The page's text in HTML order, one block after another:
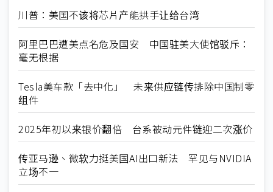
川普：美国不该将芯片产能拱手让给台湾
阿里巴巴遭美点名危及国安 中国驻美大使馆驳斥：
毫无根据
Tesla美车款「去中化」 未来供应链传排除中国制零
组件
2025年初以来银价翻倍 台系被动元件链迎二次涨价
传亚马逊、微软力挺美国AI出口新法 罕见与NVIDIA
立场不一